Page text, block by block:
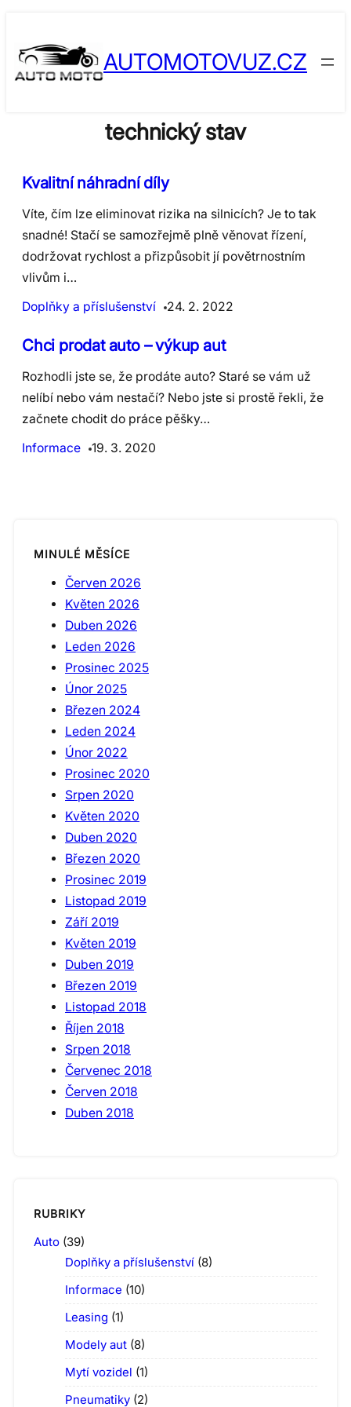
content
AUTOMOTOVUZ.CZ
technický stav
Kvalitní náhradní díly
Víte, čím lze eliminovat rizika na silnicích? Je to tak
snadné! Stačí se samozřejmě plně věnovat řízení,
dodržovat rychlost a přizpůsobit jí povětrnostním
vlivům i…
Doplňky a příslušenství
24. 2. 2022
Chci prodat auto – výkup aut
Rozhodli jste se, že prodáte auto? Staré se vám už
nelíbí nebo vám nestačí? Nebo jste si prostě řekli, že
začnete chodit do práce pěšky…
Informace
19. 3. 2020
MINULÉ MĚSÍCE
Červen 2026
Květen 2026
Duben 2026
Leden 2026
Prosinec 2025
Únor 2025
Březen 2024
Leden 2024
Únor 2022
Prosinec 2020
Srpen 2020
Květen 2020
Duben 2020
Březen 2020
Prosinec 2019
Listopad 2019
Září 2019
Květen 2019
Duben 2019
Březen 2019
Listopad 2018
Říjen 2018
Srpen 2018
Červenec 2018
Červen 2018
Duben 2018
RUBRIKY
Auto (39)
Doplňky a příslušenství (8)
Informace (10)
Leasing (1)
Modely aut (8)
Mytí vozidel (1)
Pneumatiky (2)